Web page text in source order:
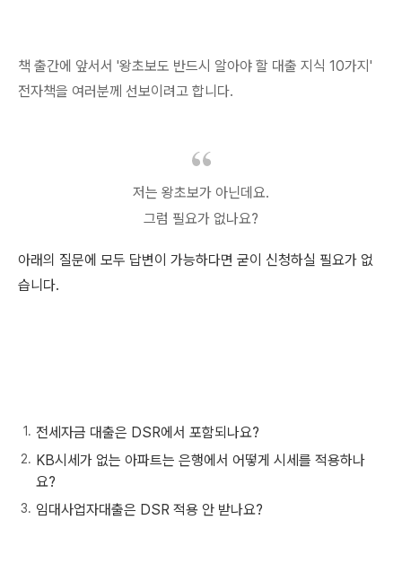
책 출간에 앞서서 '왕초보도 반드시 알아야 할 대출 지식 10가지'
전자책을 여러분께 선보이려고 합니다.
저는 왕초보가 아닌데요.
그럼 필요가 없나요?
아래의 질문에 모두 답변이 가능하다면 굳이 신청하실 필요가 없
습니다.
전세자금 대출은 DSR에서 포함되나요?
KB시세가 없는 아파트는 은행에서 어떻게 시세를 적용하나
요?
임대사업자대출은 DSR 적용 안 받나요?